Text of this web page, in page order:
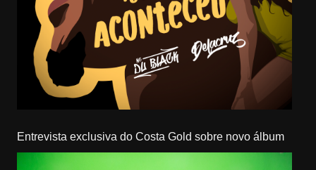
Entrevista exclusiva do Costa Gold sobre novo álbum